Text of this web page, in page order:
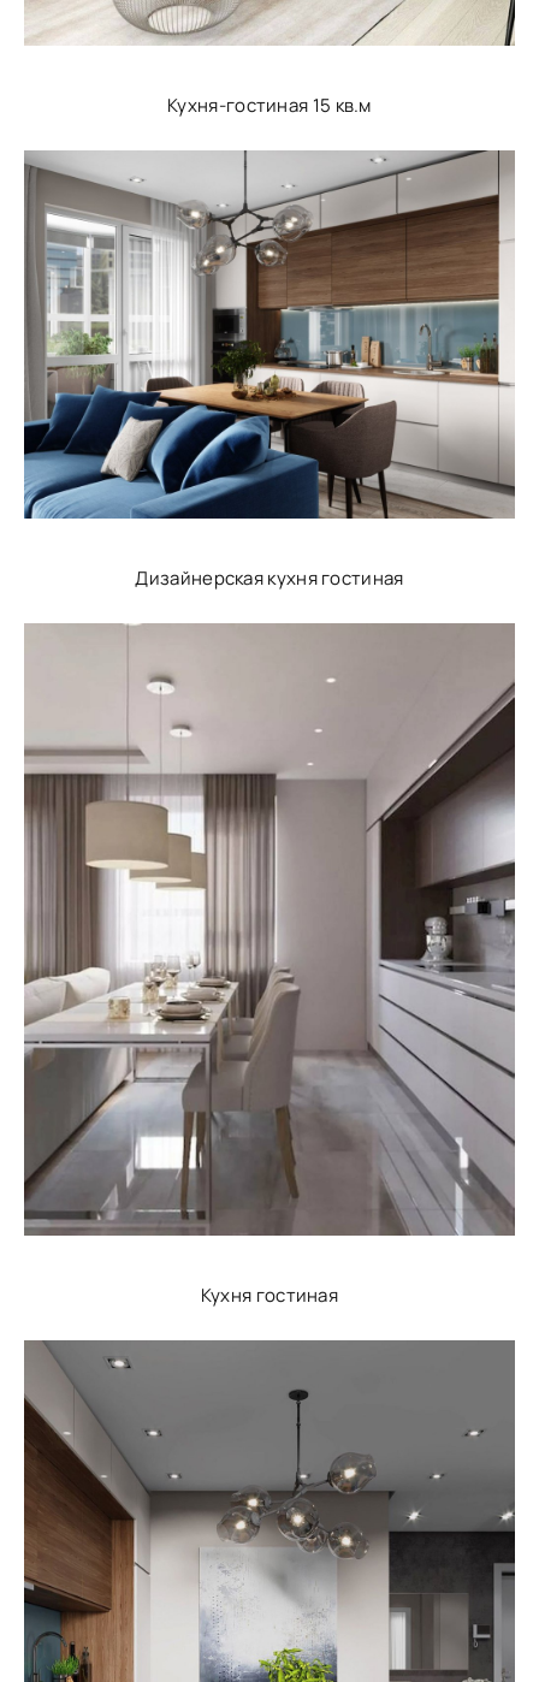
Кухня-гостиная 15 кв.м
Дизайнерская кухня гостиная
Кухня гостиная